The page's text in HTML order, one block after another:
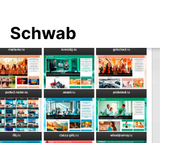
Schwab